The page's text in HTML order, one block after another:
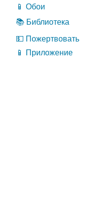
📱 Обои
📚 Библиотека
💵 Пожертвовать
📱 Приложение